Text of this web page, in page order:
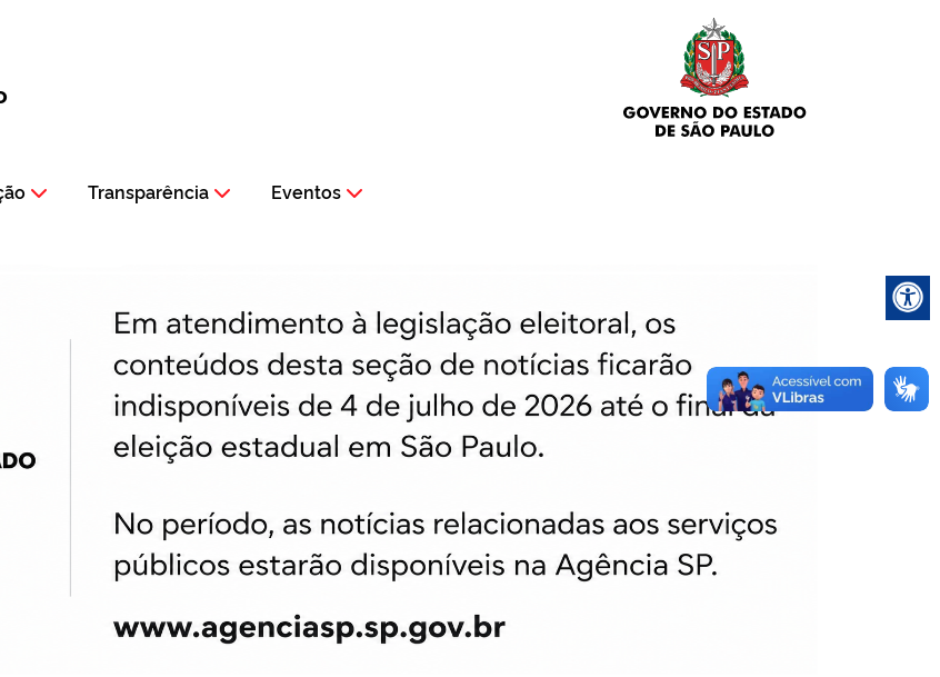
Transparência Eventos